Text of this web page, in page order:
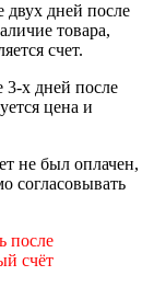
двух дней после
товара,
счет.
3-х дней после
цена и
не был оплачен,
согласовывать
после
счёт